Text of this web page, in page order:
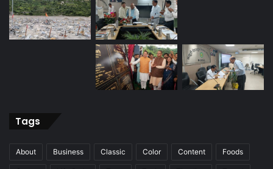
Tags
About Business Classic Color Content Foods